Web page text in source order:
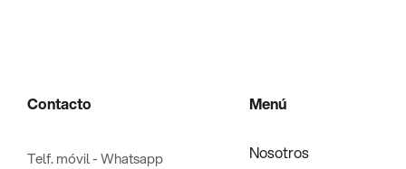
Contacto
Telf. móvil - Whatsapp
Menú
Nosotros